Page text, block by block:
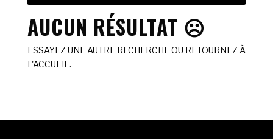
AUCUN RÉSULTAT ☹️
ESSAYEZ UNE AUTRE RECHERCHE OU RETOURNEZ À
L'ACCUEIL.